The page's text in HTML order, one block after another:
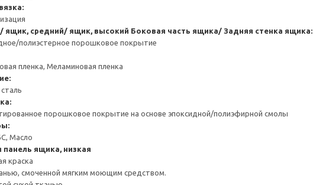
ящик, средний/ ящик, высокий Боковая часть ящика/ Задняя стенка ящика:
полиэстерное порошковое покрытие
пленка, Меламиновая пленка
порошковое покрытие на основе эпоксидной/полиэфирной смолы
Масло
ящика, низкая
краска
смоченной мягким моющим средством.